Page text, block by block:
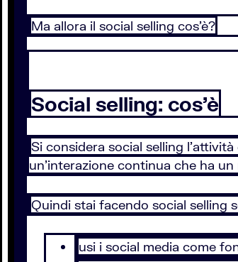
Ma allora il social selling cos'è?
Social selling: cos’è
Si considera social selling
un’interazione continua che ha
Quindi stai facendo social selling
usi i social media come